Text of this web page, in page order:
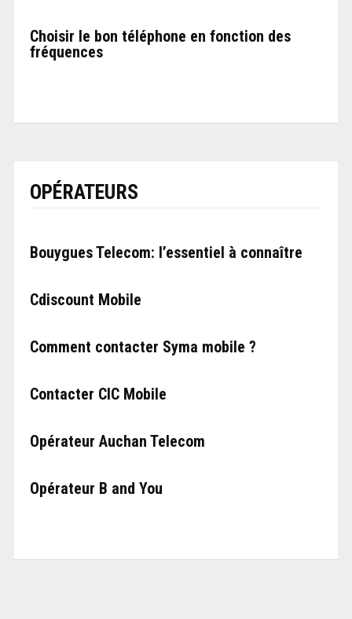
Choisir le bon téléphone en fonction des
fréquences
OPÉRATEURS
Bouygues Telecom: l’essentiel à connaître
Cdiscount Mobile
Comment contacter Syma mobile ?
Contacter CIC Mobile
Opérateur Auchan Telecom
Opérateur B and You